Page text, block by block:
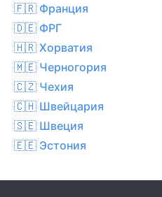
🇫🇷 Франция
🇩🇪 ФРГ
🇭🇷 Хорватия
🇲🇪 Черногория
🇨🇿 Чехия
🇨🇭 Швейцария
🇸🇪 Швеция
🇪🇪 Эстония